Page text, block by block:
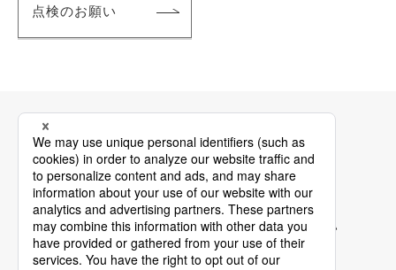
点検のお願い
ビジネスのお客様
各種データのダウンロード
Panasonic製品のご提案にお役立てください